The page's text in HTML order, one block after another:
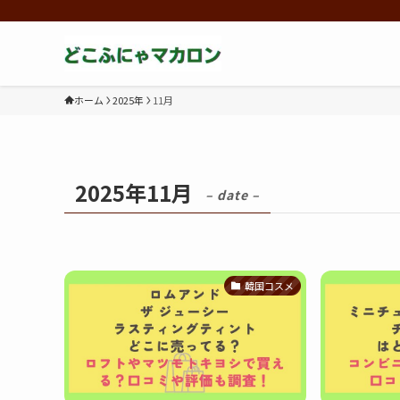
ホーム 2025年 11月
2025年11月 – date –
韓国コスメ